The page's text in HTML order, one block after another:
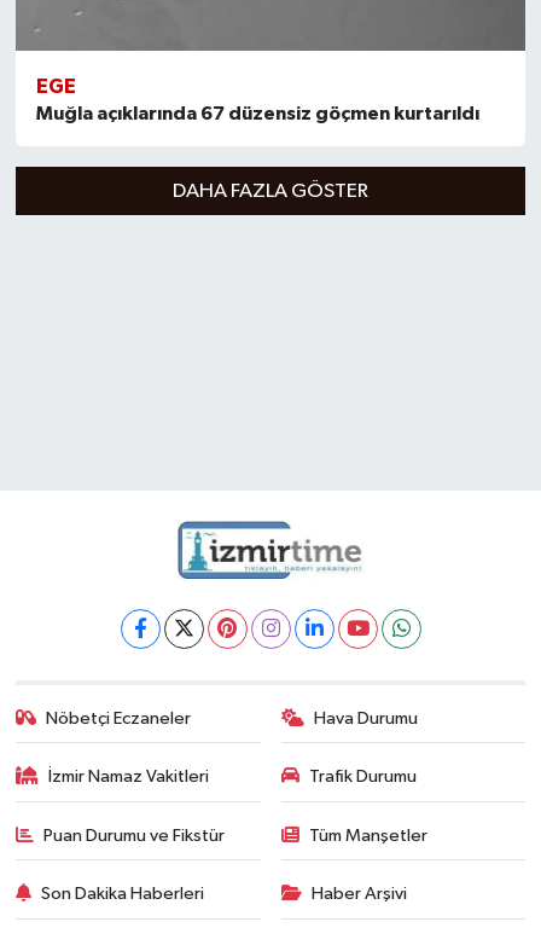
EGE
Muğla açıklarında 67 düzensiz göçmen kurtarıldı
DAHA FAZLA GÖSTER
Nöbetçi Eczaneler Hava Durumu
İzmir Namaz Vakitleri Trafik Durumu
Puan Durumu ve Fikstür Tüm Manşetler
Son Dakika Haberleri Haber Arşivi